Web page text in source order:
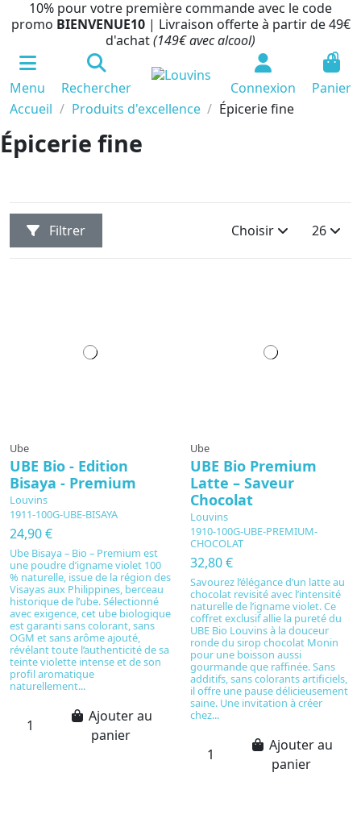
10% pour votre première commande avec le code
promo BIENVENUE10 | Livraison offerte à partir de 49€
d'achat(149€ avec alcool)
Menu Rechercher Connexion
0
Panier
Accueil
Produits d'excellence Épicerie fine
Épicerie fine
Filtrer Choisir 26
Ube
UBE Bio - Edition
Bisaya - Premium
Louvins
1911-100G-UBE-BISAYA
24,90 €
Ube Bisaya – Bio – Premium est
une poudre d’igname violet 100
% naturelle, issue de la région des
Visayas aux Philippines, berceau
historique de l’ube. Sélectionné
avec exigence, cet ube biologique
est garanti sans colorant, sans
OGM et sans arôme ajouté,
révélant toute l’authenticité de sa
teinte violette intense et de son
profil aromatique
naturellement...
Ajouter au
panier
Ube
UBE Bio Premium
Latte – Saveur
Chocolat
Louvins
1910-100G-UBE-PREMIUM-
CHOCOLAT
32,80 €
Savourez l’élégance d’un latte au
chocolat revisité avec l’intensité
naturelle de l’igname violet. Ce
coffret exclusif allie la pureté du
UBE Bio Louvins à la douceur
ronde du sirop chocolat Monin
pour une boisson aussi
gourmande que raffinée. Sans
additifs, sans colorants artificiels,
il offre une pause délicieusement
saine. Une invitation à créer
chez...
Ajouter au
panier